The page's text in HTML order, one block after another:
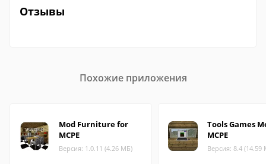
Отзывы
Похожие приложения
Mod Furniture for
MCPE
Версия: 1.0.11 (4.26 МБ)
Tools Games
MCPE
Версия: 8.4 (14.59